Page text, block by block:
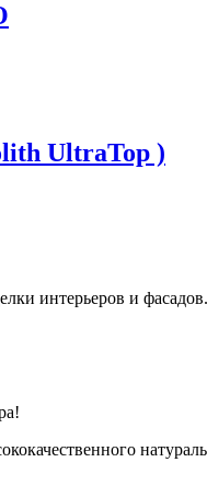
UltraTop )
интерьеров и